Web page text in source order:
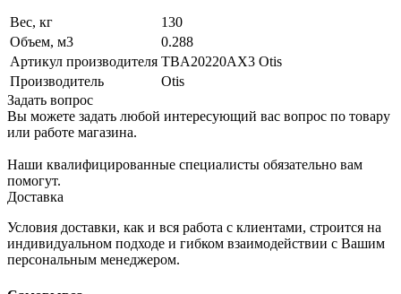
Вес, кг
130
Объем, м3
0.288
Артикул производителя TBA20220AX3 Otis
Производитель
Otis
Задать вопрос
Вы можете задать любой интересующий вас вопрос по товару
или работе магазина.
Наши квалифицированные специалисты обязательно вам
помогут.
Доставка
Условия доставки, как и вся работа с клиентами, строится на
индивидуальном подходе и гибком взаимодействии с Вашим
персональным менеджером.